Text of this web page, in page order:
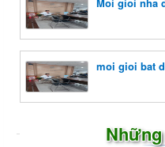
moi gioi bat